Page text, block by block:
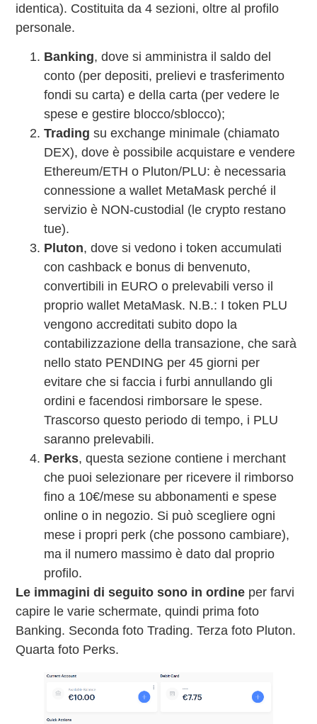
identica). Costituita da 4 sezioni, oltre al profilo
personale.
Banking, dove si amministra il saldo del
conto (per depositi, prelievi e trasferimento
fondi su carta) e della carta (per vedere le
spese e gestire blocco/sblocco);
Tradingsu exchange minimale (chiamato
DEX), dove è possibile acquistare e vendere
Ethereum/ETH o Pluton/PLU: è necessaria
connessione a wallet MetaMask perché il
servizio è NON-custodial (le crypto restano
tue).
Pluton, dove si vedono i token accumulati
con cashback e bonus di benvenuto,
convertibili in EURO o prelevabili verso il
proprio wallet MetaMask. N.B.: I token PLU
vengono accreditati subito dopo la
contabilizzazione della transazione, che sarà
nello stato PENDING per 45 giorni per
evitare che si faccia i furbi annullando gli
ordini e facendosi rimborsare le spese.
Trascorso questo periodo di tempo, i PLU
saranno prelevabili.
Perks, questa sezione contiene i merchant
che puoi selezionare per ricevere il rimborso
fino a 10€/mese su abbonamenti e spese
online o in negozio. Si può scegliere ogni
mese i propri perk (che possono cambiare),
ma il numero massimo è dato dal proprio
profilo.
Le immagini di seguito sono in ordine per farvi
capire le varie schermate, quindi prima foto
Banking. Seconda foto Trading. Terza foto Pluton.
Quarta foto Perks.